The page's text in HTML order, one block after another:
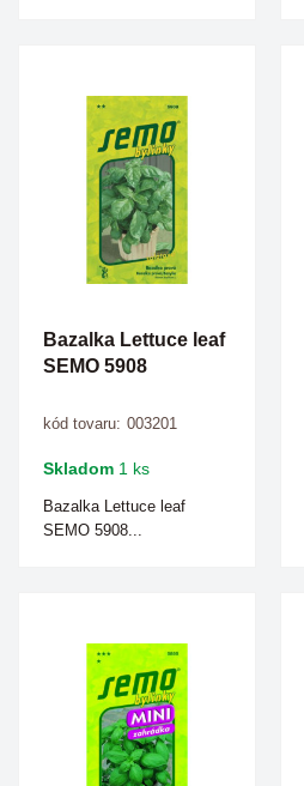
Bazalka Lettuce leaf
SEMO 5908
kód tovaru: 003201
Skladom 1 ks
Bazalka Lettuce leaf
SEMO 5908...